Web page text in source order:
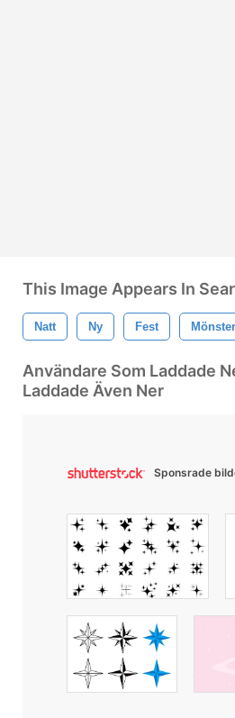
This Image Appears In
Natt Ny Fest Mönster
Användare Som Laddade
Laddade Även Ner
Sponsrade